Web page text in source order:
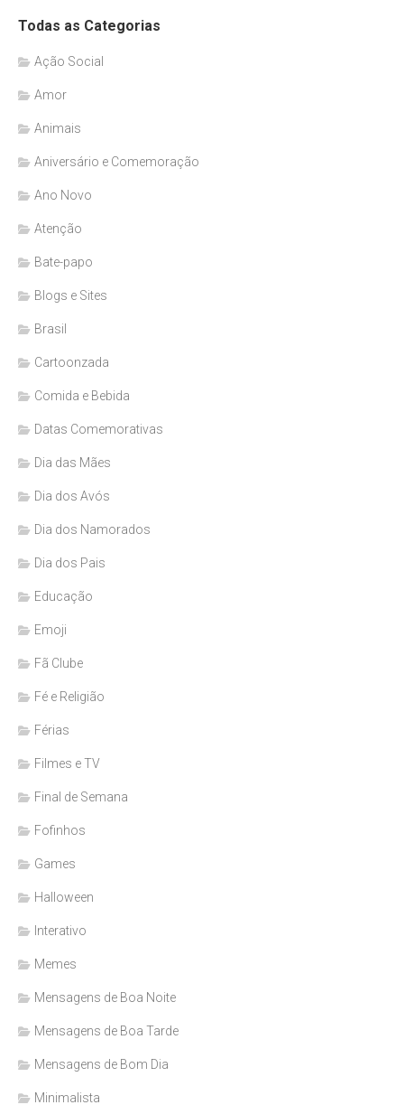
Todas as Categorias
Ação Social
Amor
Animais
Aniversário e Comemoração
Ano Novo
Atenção
Bate-papo
Blogs e Sites
Brasil
Cartoonzada
Comida e Bebida
Datas Comemorativas
Dia das Mães
Dia dos Avós
Dia dos Namorados
Dia dos Pais
Educação
Emoji
Fã Clube
Fé e Religião
Férias
Filmes e TV
Final de Semana
Fofinhos
Games
Halloween
Interativo
Memes
Mensagens de Boa Noite
Mensagens de Boa Tarde
Mensagens de Bom Dia
Minimalista